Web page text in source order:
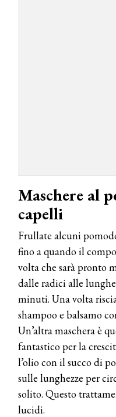
Maschere al
capelli
Frullate alcuni
fino a quando il
volta che sarà pronto
dalle radici alle
minuti. Una volta
shampoo e balsamo
Un’altra maschera è
fantastico per la
l’olio con il succo di
sulle lunghezze per
solito. Questo
lucidi.
pervinca e rosé per
COTRIL
Continua la
Cotril alla Festa del
TONI&GUY
A Natale regala una
TONI&GUY “Feel
TONI&GUY
LABEL.M lancia la
eco-sostenibile
professionali
DAVINES
Davines presenta